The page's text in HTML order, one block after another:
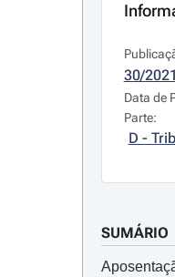
30/
Data de
Parte:
D -
SUMÁRIO